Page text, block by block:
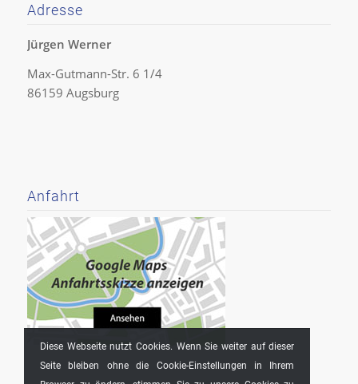
Adresse
Jürgen Werner
Max-Gutmann-Str. 6 1/4
86159 Augsburg
Anfahrt
Diese Webseite nutzt Cookies. Wenn Sie weiter auf dieser
Seite bleiben ohne die Cookie-Einstellungen in Ihrem